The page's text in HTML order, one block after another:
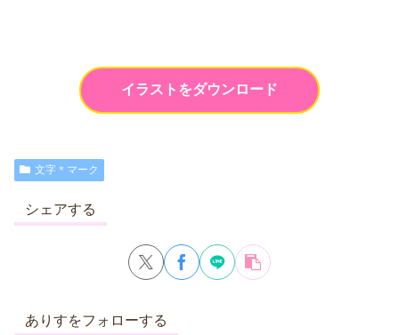
イラストをダウンロード
文字＊マーク
シェアする
ありすをフォローする